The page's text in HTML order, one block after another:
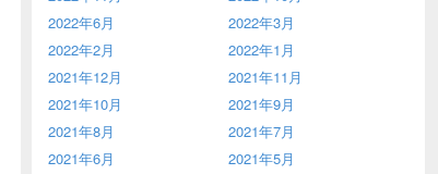
2022年6月
2022年3月
2022年2月
2022年1月
2021年12月
2021年11月
2021年10月
2021年9月
2021年8月
2021年7月
2021年6月
2021年5月